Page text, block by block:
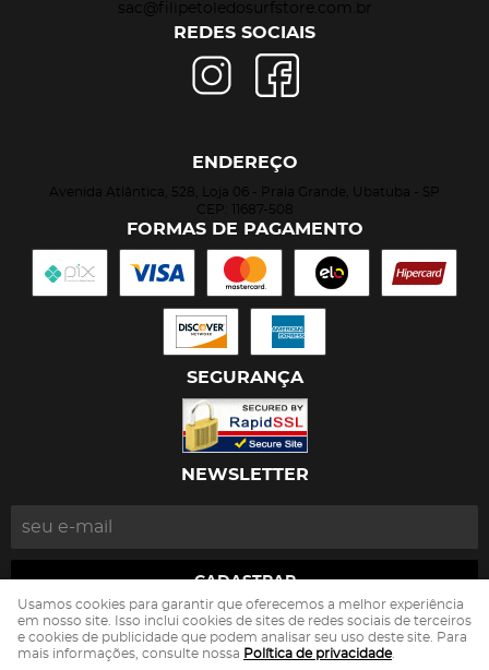
sac@filipetoledosurfstore.com.br
REDES SOCIAIS
ENDEREÇO
Avenida Atlântica, 528, Loja 06 - Praia Grande, Ubatuba - SP
CEP: 11687-508
FORMAS DE PAGAMENTO
SEGURANÇA
NEWSLETTER
CADASTRAR
João Ricardo de Castro Toledo CNPJ: 13.263.497/0001-82
Usamos cookies para garantir que oferecemos a melhor experiência
em nosso site. Isso inclui cookies de sites de redes sociais de terceiros
e cookies de publicidade que podem analisar seu uso deste site. Para
mais informações, consulte nossa Política de privacidade.